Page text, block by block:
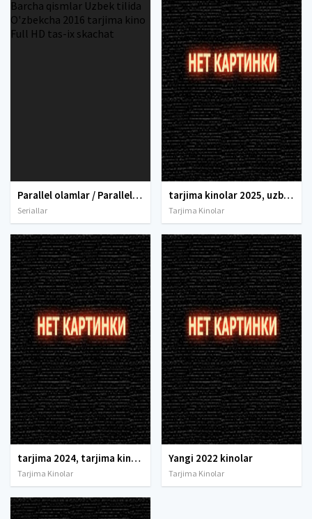
Parallel olamlar / Parallel dunyo / W Koreya seriali Barcha qismlar Uzbek tilida O'zbekcha 2016 tarjima kino Full HD tas-ix skachat
Seriallar
tarjima kinolar 2025, uzbek tarjima kinolar 2025, tarjima kinolar uzbek tilida 2025, tarjima kinolar o zbek 2025, tarjima kinolar o zbek tilida 2025, yangi tarjima kinolar 2025, uzmovi tarjima kinolar 2025, uzmovi com tarjima kinolar 2025, uzbekcha t
Tarjima Kinolar
tarjima 2024, tarjima kinolar 2024, uzbek tarjima 2024, tarjima kinolar tilida tilida 2024, uzbek tilida tarjima 2024, kino tarjima 2024, uzbek tarjima kinolar 2024, tarjima kinolar 2024 uzbek tilida, tarjima kinolar 2024 o zbek, tarjima kinolar 2024
Tarjima Kinolar
Yangi 2022 kinolar
Tarjima Kinolar